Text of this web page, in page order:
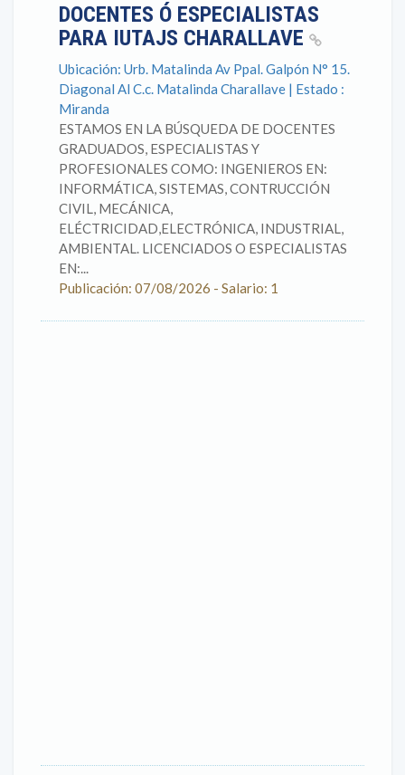
DOCENTES Ó ESPECIALISTAS
PARA IUTAJS CHARALLAVE
Ubicación: Urb. Matalinda Av Ppal. Galpón N° 15.
Diagonal Al C.c. Matalinda Charallave | Estado :
Miranda
ESTAMOS EN LA BÚSQUEDA DE DOCENTES
GRADUADOS, ESPECIALISTAS Y
PROFESIONALES COMO: INGENIEROS EN:
INFORMÁTICA, SISTEMAS, CONTRUCCIÓN
CIVIL, MECÁNICA,
ELÉCTRICIDAD,ELECTRÓNICA, INDUSTRIAL,
AMBIENTAL. LICENCIADOS O ESPECIALISTAS
EN:...
Publicación: 07/08/2026 - Salario: 1